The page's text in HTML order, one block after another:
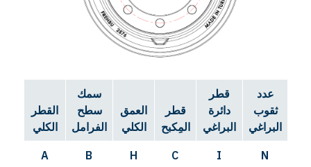
القطر
الكلي
سمك
سطح
الفرامل
العمق
الكلي
قطر
المِكبح
قطر
دائرة
البراغي
عدد
ثقوب
البراغي
A B H C I N